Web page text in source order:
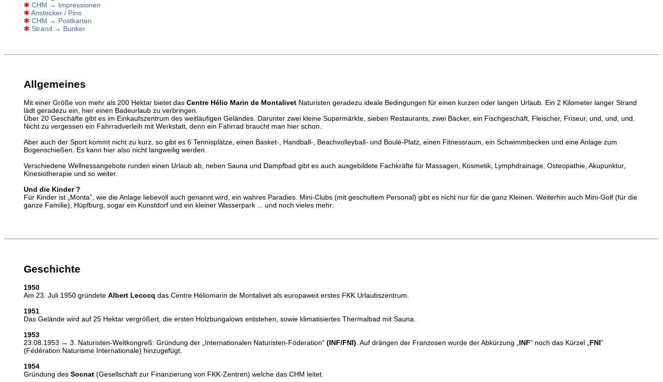
✱ CHM → Impressionen
✱ Anstecker / Pins
✱ CHM → Postkarten
✱ Strand → Bunker
Allgemeines
Mit einer Größe von mehr als 200 Hektar bietet das Centre Hélio Marin de Montalivet Naturisten geradezu ideale Bedingungen für einen kurzen oder langen Urlaub. Ein 2 Kilometer langer Strand
lädt geradezu ein, hier einen Badeurlaub zu verbringen.
Über 20 Geschäfte gibt es im Einkaufszentrum des weitläufigen Geländes. Darunter zwei kleine Supermärkte, sieben Restaurants, zwei Bäcker, ein Fischgeschäft, Fleischer, Friseur, und, und, und.
Nicht zu vergessen ein Fahrradverleih mit Werkstatt, denn ein Fahrrad braucht man hier schon.
Aber auch der Sport kommt nicht zu kurz, so gibt es 6 Tennisplätze, einen Basket-, Handball-, Beachvolleyball- und Boulé-Platz, einen Fitnessraum, ein Schwimmbecken und eine Anlage zum
Bogenschießen. Es kann hier also nicht langweilig werden.
Verschiedene Wellnessangebote runden einen Urlaub ab, neben Sauna und Dampfbad gibt es auch ausgebildete Fachkräfte für Massagen, Kosmetik, Lymphdrainage, Osteopathie, Akupunktur,
Kinesiotherapie und so weiter.
Und die Kinder ?
Für Kinder ist „Monta”, wie die Anlage liebevoll auch genannt wird, ein wahres Paradies. Mini-Clubs (mit geschultem Personal) gibt es nicht nur für die ganz Kleinen. Weiterhin auch Mini-Golf (für die
ganze Familie), Hüpfburg, sogar ein Kunstdorf und ein kleiner Wasserpark ... und noch vieles mehr.
Geschichte
1950
Am 23. Juli 1950 gründete Albert Lecocq das Centre Héliomarin de Montalivet als europaweit erstes FKK Urlaubszentrum.
1951
Das Gelände wird auf 25 Hektar vergrößert, die ersten Holzbungalows entstehen, sowie klimatisiertes Thermalbad mit Sauna.
1953
23.08.1953 → 3. Naturisten-Weltkongreß: Gründung der „Internationalen Naturisten-Föderation” (INF/FNI) . Auf drängen der Franzosen wurde der Abkürzung „ INF” noch das Kürzel „ FNI”
(Fédération Naturisme Internationale) hinzugefügt.
1954
Gründung des Socnat (Gesellschaft zur Finanzierung von FKK-Zentren) welche das CHM leitet.